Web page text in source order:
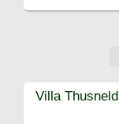
Villa